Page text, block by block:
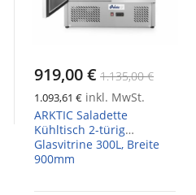
919,00 € 1.135,00 €
1.093,61 € inkl. MwSt.
ARKTIC Saladette
Kühltisch 2-türig
Glasvitrine 300L, Breite
900mm